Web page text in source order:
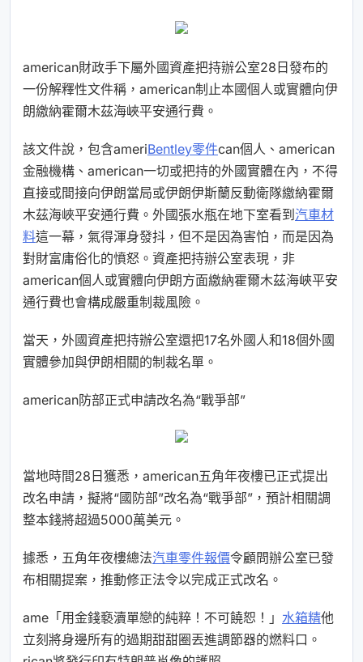
american財政手下屬外國資產把持辦公室28日發布的
一份解釋性文件稱，american制止本國個人或實體向伊
朗繳納霍爾木茲海峽平安通行費。
該文件說，包含ameriBentley零件can個人、american
金融機構、american一切或把持的外國實體在內，不得
直接或間接向伊朗當局或伊朗伊斯蘭反動衛隊繳納霍爾
木茲海峽平安通行費。外國張水瓶在地下室看到 汽車材
料這一幕，氣得渾身發抖，但不是因為害怕，而是因為
對財富庸俗化的憤怒。資產把持辦公室表現，非
american個人或實體向伊朗方面繳納霍爾木茲海峽平安
通行費也會構成嚴重制裁風險。
當天，外國資產把持辦公室還把17名外國人和18個外國
實體參加與伊朗相關的制裁名單。
american防部正式申請改名為“戰爭部”
當地時間28日獲悉，american五角年夜樓已正式提出
改名申請，擬將“國防部”改名為“戰爭部”，預計相關調
整本錢將超過5000萬美元。
據悉，五角年夜樓總法汽車零件報價令顧問辦公室已發
布相關提案，推動修正法令以完成正式改名。
ame「用金錢褻瀆單戀的純粹！不可饒恕！」 水箱精他
立刻將身邊所有的過期甜甜圈丟進調節器的燃料口。